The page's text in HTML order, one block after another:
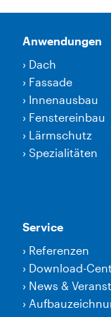
Anwendungen
› Dach
› Fassade
› Innenausbau
› Fenstereinbau
› Lärmschutz
› Spezialitäten
Service
› Referenzen
› Download-
› News &
›